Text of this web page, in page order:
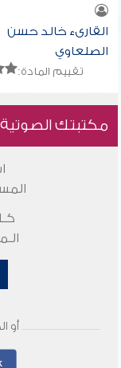
القارىء خالد حسن
الصلعاوي
تقييم المادة:
مكتبتك الصوتية
أو